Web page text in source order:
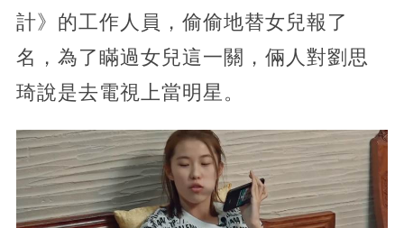
計》的工作人員，偷偷地替女兒報了
名，為了瞞過女兒這一關，倆人對劉思
琦說是去電視上當明星。